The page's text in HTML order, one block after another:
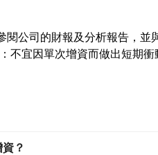
閱公司的財報及分析報告，並
不宜因單次增資而做出短期衝
？